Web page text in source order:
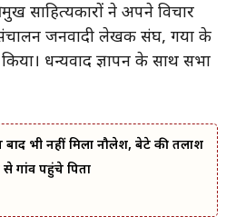
साहित्यकारों ने अपने विचार
जनवादी लेखक संघ, गया के
धन्यवाद ज्ञापन के साथ सभा
बाद भी नहीं मिला नौलेश, बेटे की तलाश
गांव पहुंचे पिता